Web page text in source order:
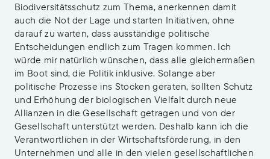
Biodiversitätsschutz zum Thema, anerkennen damit
auch die Not der Lage und starten Initiativen, ohne
darauf zu warten, dass ausständige politische
Entscheidungen endlich zum Tragen kommen. Ich
würde mir natürlich wünschen, dass alle gleichermaßen
im Boot sind, die Politik inklusive. Solange aber
politische Prozesse ins Stocken geraten, sollten Schutz
und Erhöhung der biologischen Vielfalt durch neue
Allianzen in die Gesellschaft getragen und von der
Gesellschaft unterstützt werden. Deshalb kann ich die
Verantwortlichen in der Wirtschaftsförderung, in den
Unternehmen und alle in den vielen gesellschaftlichen